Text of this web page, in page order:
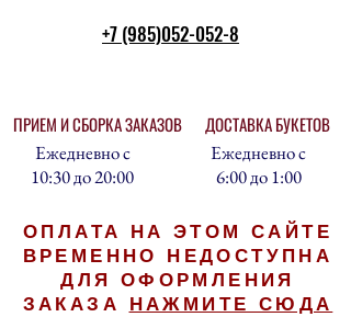
+7 (985)052-052-8
ПРИЕМ И СБОРКА ЗАКАЗОВ
Ежедневно с
10:30 до 20:00
ДОСТАВКА БУКЕТОВ
Ежедневно с
6:00 до 1:00
ОПЛАТА НА ЭТОМ САЙТЕ
ВРЕМЕННО НЕДОСТУПНА
ДЛЯ ОФОРМЛЕНИЯ
ЗАКАЗА НАЖМИТЕ СЮДА